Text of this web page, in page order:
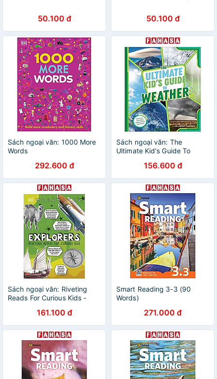
50.100 đ 50.100 đ
Sách ngoại văn: 1000 More
Words
292.600 đ
Sách ngoại văn: The
Ultimate Kid's Guide To
156.600 đ
Sách ngoại văn: Riveting
Reads For Curious Kids -
161.100 đ
Smart Reading 3-3 (90
Words)
271.000 đ